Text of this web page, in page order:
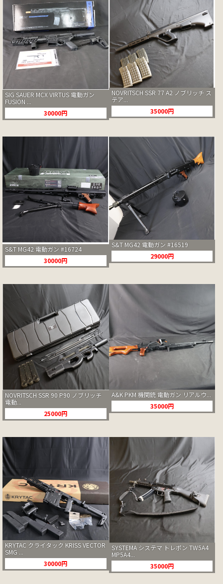
SIG SAUER MCX VIRTUS 電動ガン
FUSION ...
30000円
NOVRITSCH SSR 77 A2 ノブリッチ ス
テア...
35000円
S&T MG42 電動ガン #16724
30000円
S&T MG42 電動ガン #16519
29000円
NOVRITSCH SSR 90 P90 ノブリッチ
電動...
25000円
A&K PKM 機関銃 電動ガン リアルウ...
35000円
KRYTAC クライタック KRISS VECTOR
SMG ...
30000円
SYSTEMA システマ トレポン TW5A4
MP5A4...
35000円